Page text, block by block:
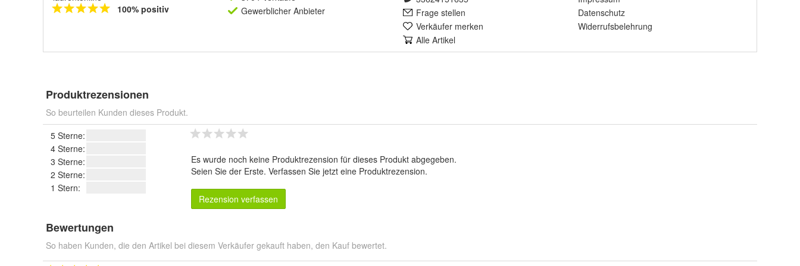
100% positiv
Gewerblicher Anbieter
Frage stellen
Verkäufer merken
Alle Artikel
Datenschutz
Widerrufsbelehrung
Produktrezensionen
So beurteilen Kunden dieses Produkt.
5 Sterne:
4 Sterne:
3 Sterne:
2 Sterne:
1 Stern:
Es wurde noch keine Produktrezension für dieses Produkt abgegeben.
Seien Sie der Erste. Verfassen Sie jetzt eine Produktrezension.
Rezension verfassen
Bewertungen
So haben Kunden, die den Artikel bei diesem Verkäufer gekauft haben, den Kauf bewertet.